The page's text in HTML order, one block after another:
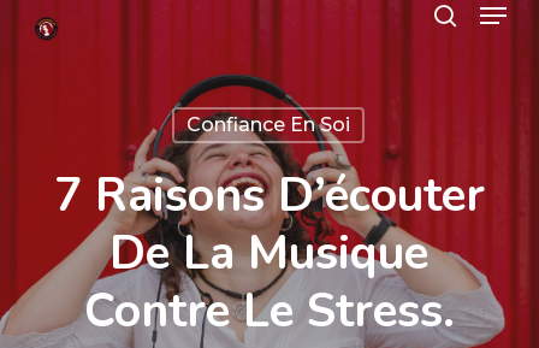
Skip
Confiance En Soi
7 Raisons D’écouter
De La Musique
Contre Le Stress.